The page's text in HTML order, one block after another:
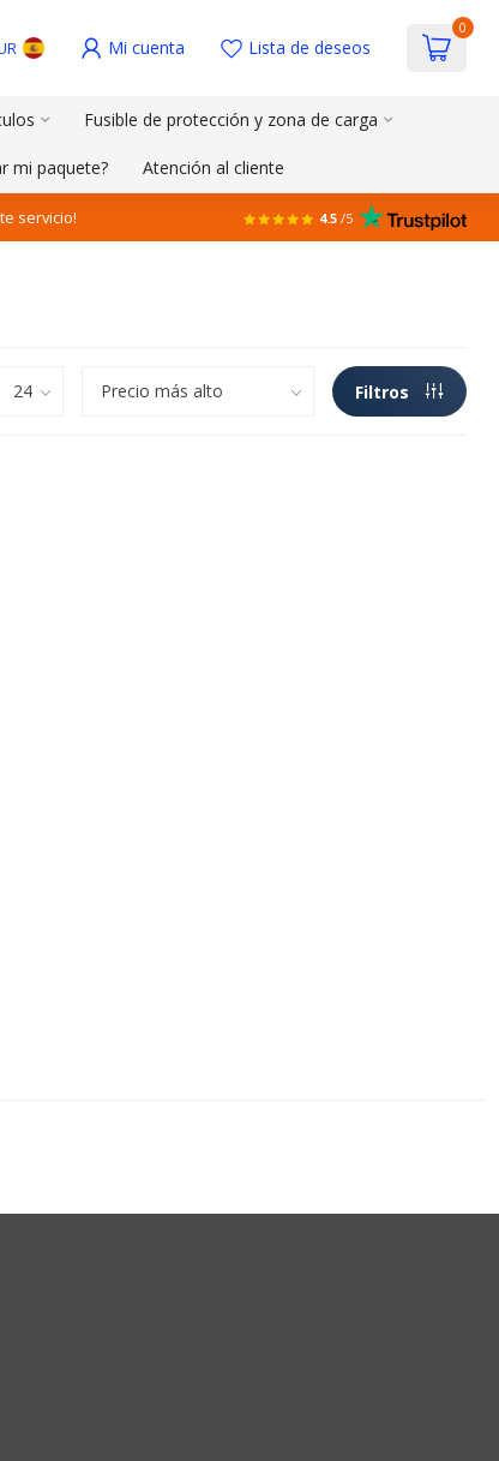
Mi cuenta Lista de deseos
0
Fusible de protección y zona de carga
mi paquete? Atención al cliente
servicio! 4.5 /5
Filtros